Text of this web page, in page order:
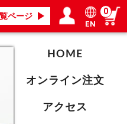
ページ
EN
0
HOME
オンライン注文
アクセス